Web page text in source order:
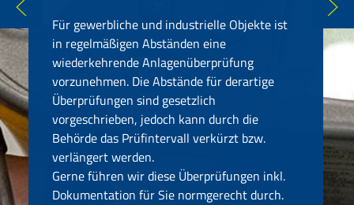
Für gewerbliche und industrielle Objekte ist
in regelmäßigen Abständen eine
wiederkehrende Anlagenüberprüfung
vorzunehmen. Die Abstände für derartige
Überprüfungen sind gesetzlich
vorgeschrieben, jedoch kann durch die
Behörde das Prüfintervall verkürzt bzw.
verlängert werden.
Gerne führen wir diese Überprüfungen inkl.
Dokumentation für Sie normgerecht durch.